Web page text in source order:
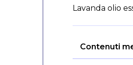
Lavanda olio
Contenuti